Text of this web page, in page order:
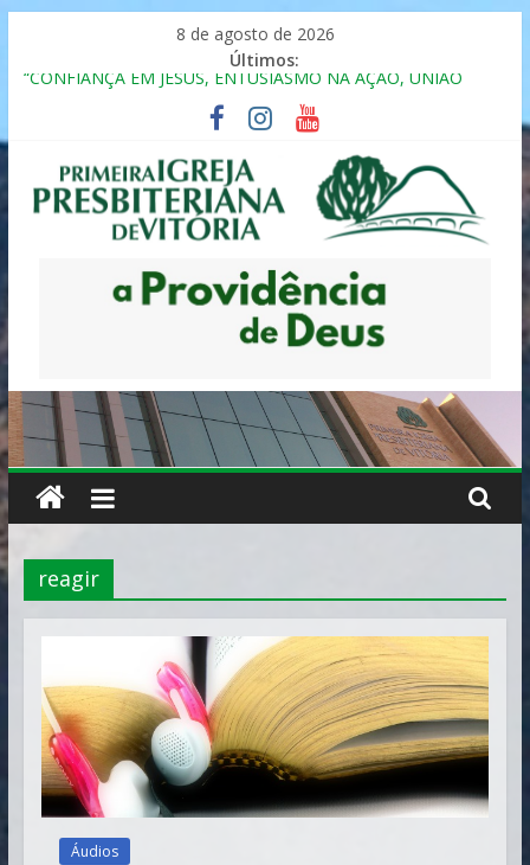
8 de agosto de 2026
Últimos:
“CONFIANÇA EM JESUS, ENTUSIASMO NA AÇÃO, UNIÃO
Seminário da Família 2025
Formação em Inclusão, Ensino e Relacionamento com
Pessoas Atípicas
12º ENCONTRO DE CASAIS
MULHER PRESBITERIANA
Primeira
Presbiteriana
de
Vitória
reagir
Áudios